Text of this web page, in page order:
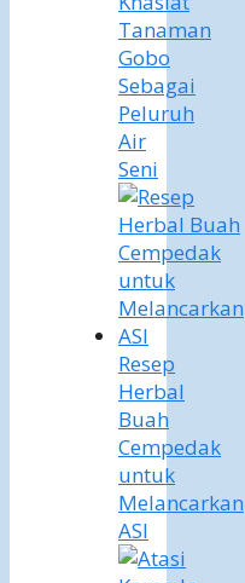
Tanaman
Gobo
Sebagai
Peluruh
Air
Seni
Resep
Herbal
Buah
Cempedak
untuk
Melancarkan
ASI